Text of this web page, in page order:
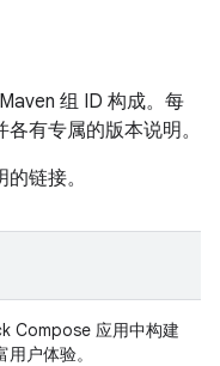
组 ID 构成。每
有专属的版本说明。
链接。
Compose 应用中构建
户体验。